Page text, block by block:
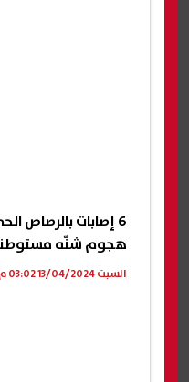
6 إصابات بالرصاص
هجوم شنّه
السبت 13/04/2024 03:02 م